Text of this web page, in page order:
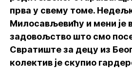
прва у свему томе.
Милосављевићу и мени је
задовољство што смо
Свратиште за децу из
колектив је скупио